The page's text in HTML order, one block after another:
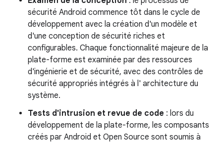
sécurité Android commence tôt dans le cycle de
développement avec la création d'un modèle et
d'une conception de sécurité riches et
configurables. Chaque fonctionnalité majeure de la
plate-forme est examinée par des ressources
d'ingénierie et de sécurité, avec des contrôles de
sécurité appropriés intégrés à l' architecture du
système.
Tests d'intrusion et revue de code : lors du
développement de la plate-forme, les composants
créés par Android et Open Source sont soumis à